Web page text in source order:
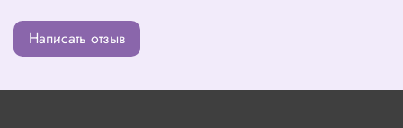
Написать отзыв